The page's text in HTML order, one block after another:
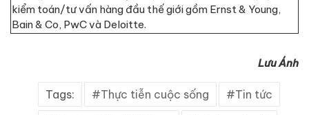
kiểm toán/tư vấn hàng đầu thế giới gồm Ernst & Young,
Bain & Co, PwC và Deloitte.
Lưu Ánh
Tags: Thực tiễn cuộc sống Tin tức